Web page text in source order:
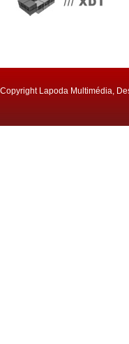
Lapoda Multimédia,